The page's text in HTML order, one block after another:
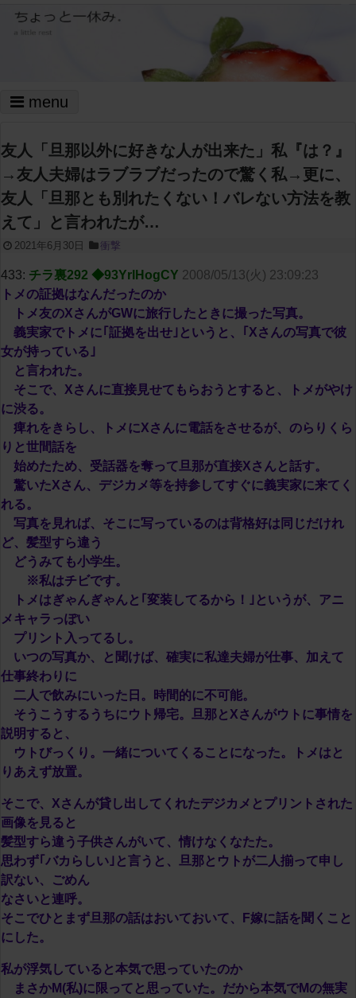
menu
友人「旦那以外に好きな人が出来た」私『は？』
→友人夫婦はラブラブだったので驚く私→更に、
友人「旦那とも別れたくない！バレない方法を教
えて」と言われたが…
2021年6月30日 衝撃
433: チラ裏292 ◆93YrIHogCY 2008/05/13(火) 23:09:23
トメの証拠はなんだったのか
トメ友のXさんがGWに旅行したときに撮った写真。
義実家でトメに｢証拠を出せ｣というと、｢Xさんの写真で彼
女が持っている｣
と言われた。
そこで、Xさんに直接見せてもらおうとすると、トメがやけ
に渋る。
痺れをきらし、トメにXさんに電話をさせるが、のらりくら
りと世間話を
始めたため、受話器を奪って旦那が直接Xさんと話す。
驚いたXさん、デジカメ等を持参してすぐに義実家に来てく
れる。
写真を見れば、そこに写っているのは背格好は同じだけれ
ど、髪型すら違う
どうみても小学生。
※私はチビです。
トメはぎゃんぎゃんと｢変装してるから！｣というが、アニ
メキャラっぽい
プリント入ってるし。
いつの写真か、と聞けば、確実に私達夫婦が仕事、加えて
仕事終わりに
二人で飲みにいった日。時間的に不可能。
そうこうするうちにウト帰宅。旦那とXさんがウトに事情を
説明すると、
ウトびっくり。一緒についてくることになった。トメはと
りあえず放置。
そこで、Xさんが貸し出してくれたデジカメとプリントされた
画像を見ると
髪型すら違う子供さんがいて、情けなくなたた。
思わず｢バカらしい｣と言うと、旦那とウトが二人揃って申し
訳ない、ごめん
なさいと連呼。
そこでひとまず旦那の話はおいておいて、F嫁に話を聞くこと
にした。
私が浮気していると本気で思っていたのか
まさかM(私)に限ってと思っていた。だから本気でMの無実